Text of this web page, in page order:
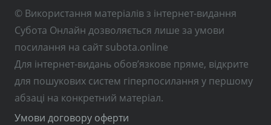
© Використання матеріалів з інтернет-видання
Субота Онлайн дозволяється лише за умови
посилання на сайт subota.online
Для інтернет-видань обов’язкове пряме, відкрите
для пошукових систем гіперпосилання у першому
абзаці на конкретний матеріал.
Умови договору оферти